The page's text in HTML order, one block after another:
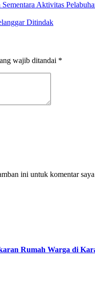
Aktivitas
Ditindak
wajib ditandai *
ini untuk komentar
Rumah Warga di